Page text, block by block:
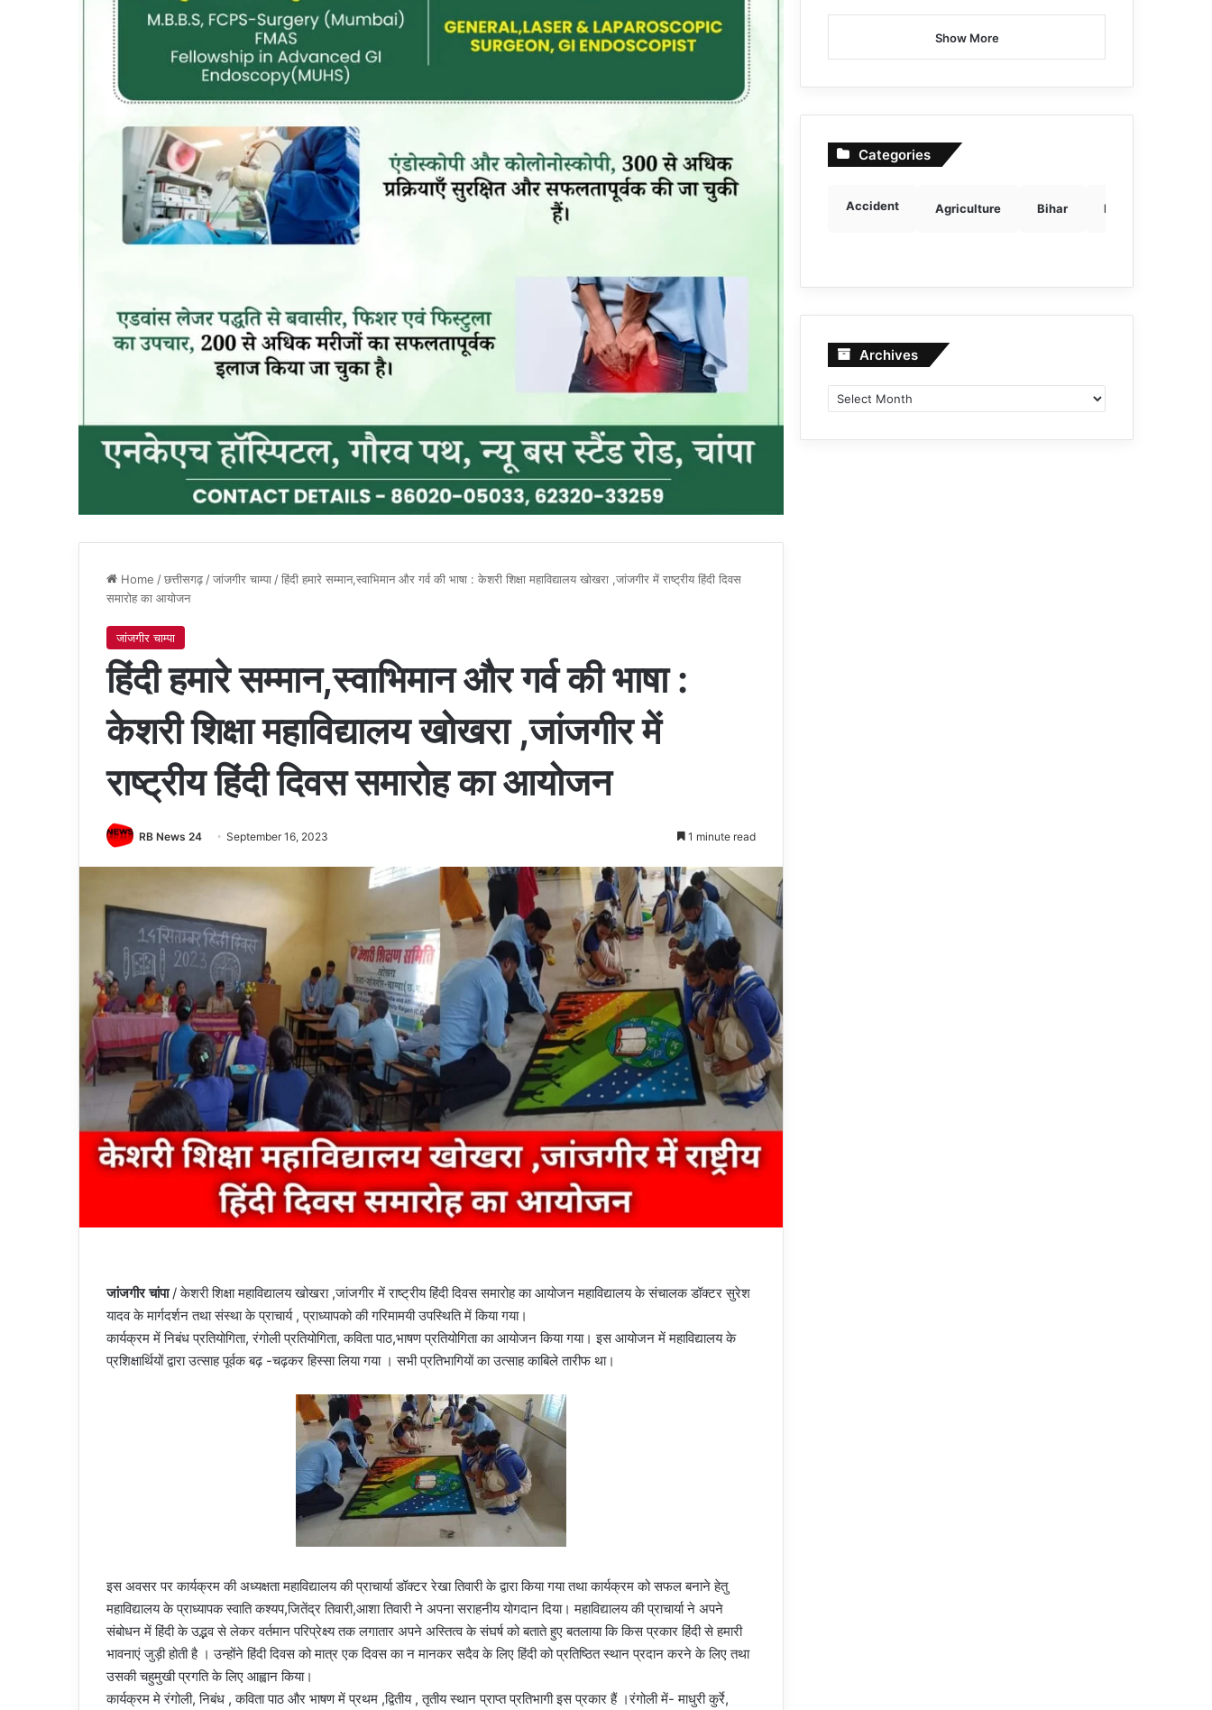
Home /छत्तीसगढ़ /जांजगीर चाम्पा /हिंदी हमारे सम्मान,स्वाभिमान और गर्व की भाषा : केशरी शिक्षा महाविद्यालय खोखरा ,जांजगीर में राष्ट्रीय हिंदी दिवस
समारोह का आयोजन
जांजगीर चाम्पा
हिंदी हमारे सम्मान,स्वाभिमान और गर्व की भाषा :
केशरी शिक्षा महाविद्यालय खोखरा ,जांजगीर में
राष्ट्रीय हिंदी दिवस समारोह का आयोजन
RB News 24 September 16, 2023 1 minute read
जांजगीर चांपा/ केशरी शिक्षा महाविद्यालय खोखरा ,जांजगीर में राष्ट्रीय हिंदी दिवस समारोह का आयोजन महाविद्यालय के संचालक डॉक्टर सुरेश
यादव के मार्गदर्शन तथा संस्था के प्राचार्य , प्राध्यापको की गरिमामयी उपस्थिति में किया गया।
कार्यक्रम में निबंध प्रतियोगिता, रंगोली प्रतियोगिता, कविता पाठ,भाषण प्रतियोगिता का आयोजन किया गया। इस आयोजन में महाविद्यालय के
प्रशिक्षार्थियों द्वारा उत्साह पूर्वक बढ़ -चढ़कर हिस्सा लिया गया । सभी प्रतिभागियों का उत्साह काबिले तारीफ था।
इस अवसर पर कार्यक्रम की अध्यक्षता महाविद्यालय की प्राचार्या डॉक्टर रेखा तिवारी के द्वारा किया गया तथा कार्यक्रम को सफल बनाने हेतु
महाविद्यालय के प्राध्यापक स्वाति कश्यप,जितेंद्र तिवारी,आशा तिवारी ने अपना सराहनीय योगदान दिया। महाविद्यालय की प्राचार्या ने अपने
संबोधन में हिंदी के उद्भव से लेकर वर्तमान परिप्रेक्ष्य तक लगातार अपने अस्तित्व के संघर्ष को बताते हुए बतलाया कि किस प्रकार हिंदी से हमारी
भावनाएं जुड़ी होती है । उन्होंने हिंदी दिवस को मात्र एक दिवस का न मानकर सदैव के लिए हिंदी को प्रतिष्ठित स्थान प्रदान करने के लिए तथा
उसकी चहुमुखी प्रगति के लिए आह्वान किया।
कार्यक्रम मे रंगोली, निबंध , कविता पाठ और भाषण में प्रथम ,द्वितीय , तृतीय स्थान प्राप्त प्रतिभागी इस प्रकार हैं ।रंगोली में- माधुरी कुर्रे,
Show More
Categories
Accident Agriculture Bihar Breaking news
Archives Archives